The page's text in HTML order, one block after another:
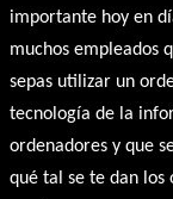
importante hoy en
muchos empleados
sepas utilizar un
tecnología de la
ordenadores y que
qué tal se te dan los